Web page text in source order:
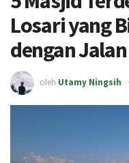
Losari yang
dengan
oleh Utamy Ningsih